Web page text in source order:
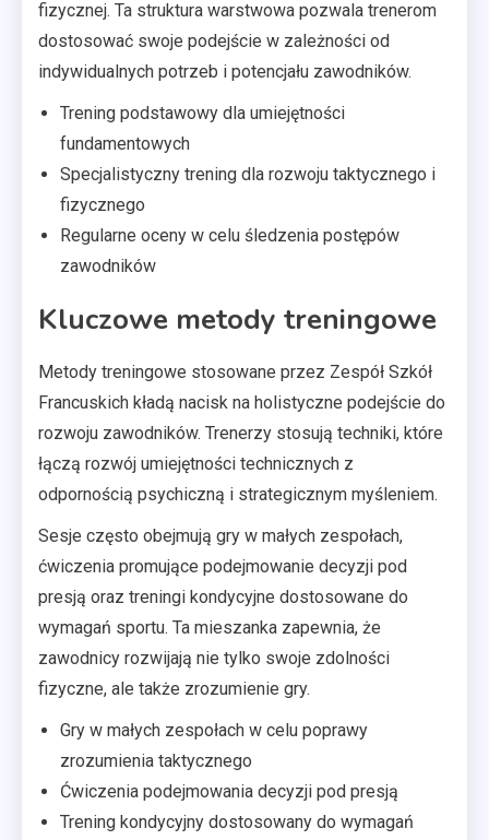
fizycznej. Ta struktura warstwowa pozwala trenerom
dostosować swoje podejście w zależności od
indywidualnych potrzeb i potencjału zawodników.
Trening podstawowy dla umiejętności
fundamentowych
Specjalistyczny trening dla rozwoju taktycznego i
fizycznego
Regularne oceny w celu śledzenia postępów
zawodników
Kluczowe metody treningowe
Metody treningowe stosowane przez Zespół Szkół
Francuskich kładą nacisk na holistyczne podejście do
rozwoju zawodników. Trenerzy stosują techniki, które
łączą rozwój umiejętności technicznych z
odpornością psychiczną i strategicznym myśleniem.
Sesje często obejmują gry w małych zespołach,
ćwiczenia promujące podejmowanie decyzji pod
presją oraz treningi kondycyjne dostosowane do
wymagań sportu. Ta mieszanka zapewnia, że
zawodnicy rozwijają nie tylko swoje zdolności
fizyczne, ale także zrozumienie gry.
Gry w małych zespołach w celu poprawy
zrozumienia taktycznego
Ćwiczenia podejmowania decyzji pod presją
Trening kondycyjny dostosowany do wymagań